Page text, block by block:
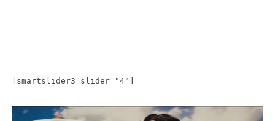
[smartslider3 slider="4"]